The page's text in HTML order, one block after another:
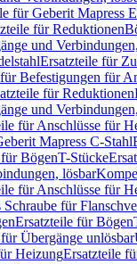
für Geberit Mapress
für Reduktionen
und
Ersatzteile für
Befestigungen für
für Reduktionen
und
für Anschlüsse für
Mapress C-Stahl
BögenT-Stücke
lösbar
für Anschlüsse für
Schraube für
Ersatzteile für Bögen
Übergänge unlösbar
HeizungErsatzteile